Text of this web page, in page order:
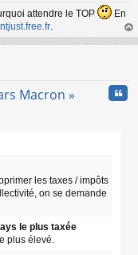
attendre le TOP
En
.
au
Macron »
les taxes / impôts
on se demande
le plus taxée
plus élevé.